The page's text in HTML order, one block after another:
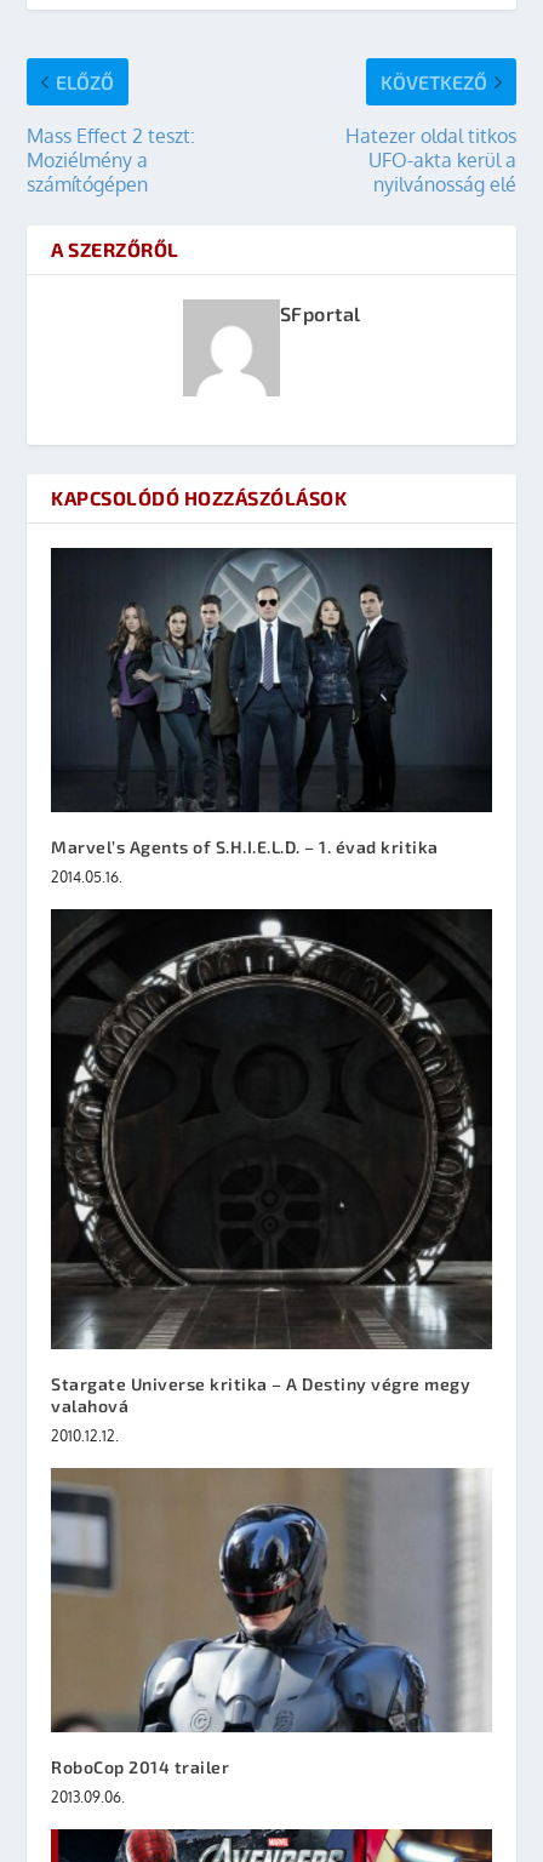
ELŐZŐ
Mass Effect 2 teszt:
Moziélmény a
számítógépen
KÖVETKEZŐ
Hatezer oldal titkos
UFO-akta kerül a
nyilvánosság elé
A SZERZŐRŐL
SFportal
KAPCSOLÓDÓ HOZZÁSZÓLÁSOK
Marvel’s Agents of S.H.I.E.L.D. – 1. évad kritika
2014.05.16.
Stargate Universe kritika – A Destiny végre megy
valahová
2010.12.12.
RoboCop 2014 trailer
2013.09.06.